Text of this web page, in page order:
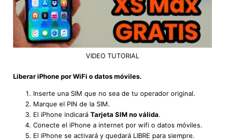
VIDEO TUTORIAL
Liberar iPhone por WiFi o datos móviles.
Inserte una SIM que no sea de tu operador original.
Marque el PIN de la SIM.
El iPhone indicará Tarjeta SIM no válida.
Conecte el iPhone a internet por wifi o datos móviles.
El iPhone se activará y quedará LIBRE para siempre.